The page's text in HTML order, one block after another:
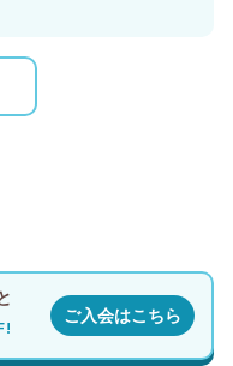
ご入会はこちら